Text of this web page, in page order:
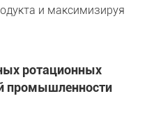
и максимизируя
ротационных
промышленности